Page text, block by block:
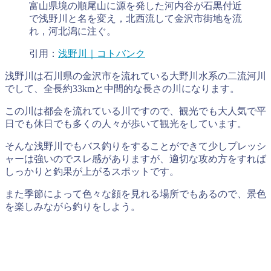
富山県境の順尾山に源を発した河内谷が石黒付近
で浅野川と名を変え，北西流して金沢市街地を流
れ，河北潟に注ぐ。
引用： 浅野川｜コトバンク
浅野川は石川県の金沢市を流れている大野川水系の二流河川
でして、全長約33kmと中間的な長さの川になります。
この川は都会を流れている川ですので、観光でも大人気で平
日でも休日でも多くの人々が歩いて観光をしています。
そんな浅野川でもバス釣りをすることができて少しプレッシ
ャーは強いのでスレ感がありますが、適切な攻め方をすれば
しっかりと釣果が上がるスポットです。
また季節によって色々な顔を見れる場所でもあるので、景色
を楽しみながら釣りをしよう。